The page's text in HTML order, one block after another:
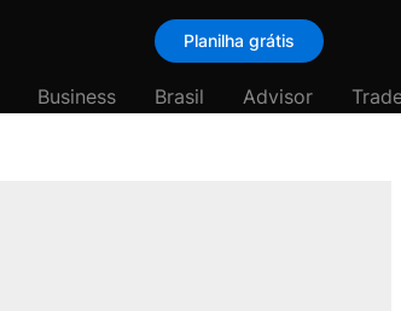
Planilha grátis
Business Brasil Advisor